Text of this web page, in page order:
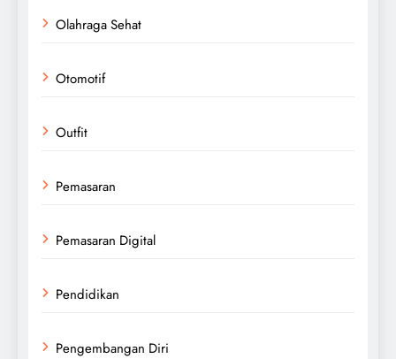
Olahraga Sehat
Otomotif
Outfit
Pemasaran
Pemasaran Digital
Pendidikan
Pengembangan Diri